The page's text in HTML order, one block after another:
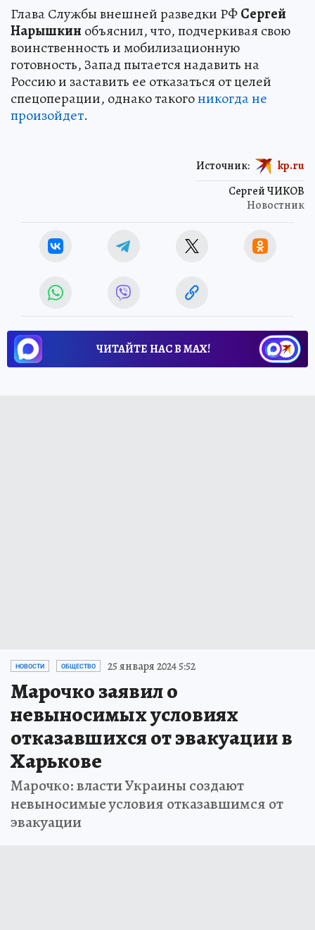
Глава Службы внешней разведки РФСергей
Нарышкин объяснил, что, подчеркивая свою
воинственность и мобилизационную
готовность, Запад пытается надавить на
Россию и заставить ее отказаться от целей
спецоперации, однако такогоникогда не
произойдет.
Сергей ЧИКОВ
Новостник
Источник: kp.ru
ЧИТАЙТЕ НАС В МАХ!
НОВОСТИ ОБЩЕСТВО 25 января 2024 5:52
Марочко заявил о
невыносимых условиях
отказавшихся от эвакуации в
Харькове
Марочко: власти Украины создают
невыносимые условия отказавшимся от
эвакуации